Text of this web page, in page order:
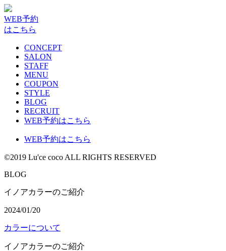
WEB予約
はこちら
CONCEPT
SALON
STAFF
MENU
COUPON
STYLE
BLOG
RECRUIT
WEB予約はこちら
WEB予約はこちら
©2019 Lu'ce coco ALL RIGHTS RESERVED
BLOG
イノアカラーのご紹介
2024/01/20
カラーについて
イノアカラーのご紹介